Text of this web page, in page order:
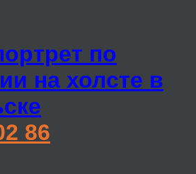
по
на холсте в
86